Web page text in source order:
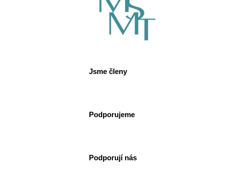
Jsme členy
Podporujeme
Podporují nás